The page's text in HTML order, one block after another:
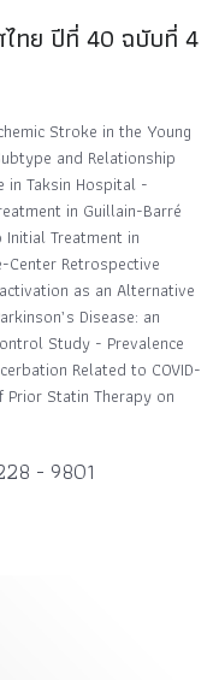
ไทย ปีที่ 40 ฉบับที่ 4
Stroke in the Young
and Relationship
in Taksin Hospital -
in Guillain-Barré
Treatment in
Retrospective
as an Alternative
Disease: an
Study - Prevalence
Related to COVID-
Statin Therapy on
- 9801